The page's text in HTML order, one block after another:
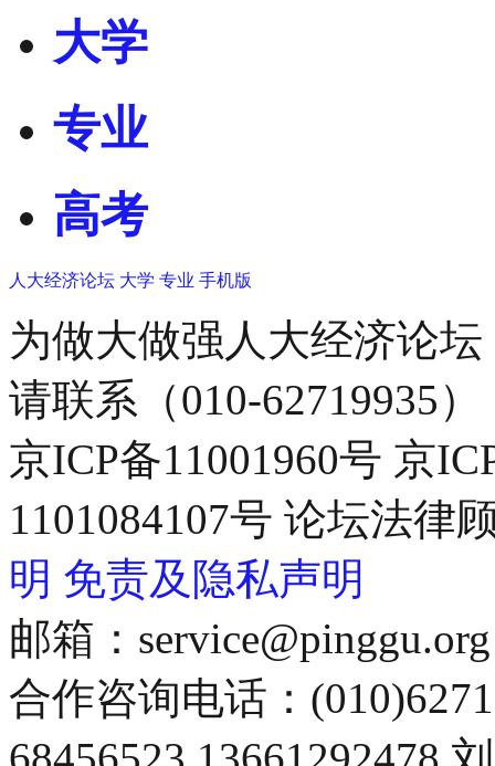
大学
专业
高考
人大经济论坛 大学 专业 手机版
为做大做强人大经济论
请联系（010-62719935）
京ICP备11001960号 京
1101084107号 论坛法律
明 免责及隐私声明
邮箱：service@pinggu.org
合作咨询电话：